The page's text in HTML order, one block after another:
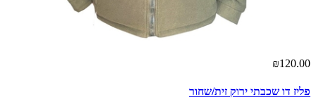
₪120.00
פליז דו שכבתי ירוק זית/שחור